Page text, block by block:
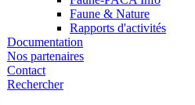
Faune & Nature
Rapports d'activités
Documentation
Nos partenaires
Contact
Rechercher